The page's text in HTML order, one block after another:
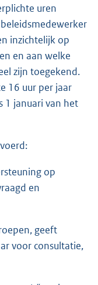
uren
inzichtelijk op
en aan welke
zijn toegekend.
16 uur per jaar
1 januari van het
op
en
geeft
voor consultatie,